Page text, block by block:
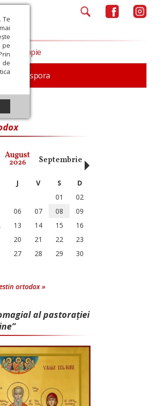
Te
pe
de
Diaspora
Filantropie
August
2026 Septembrie Octombrie
J V S
D
01
02
06 07 08
09
13 14 15
16
20 21 22
23
27 28 29
30
ortodox »
al pastorației